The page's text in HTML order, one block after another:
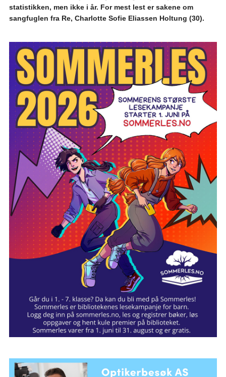
statistikken, men ikke i år. For mest lest er sakene om
sangfuglen fra Re, Charlotte Sofie Eliassen Holtung (30).